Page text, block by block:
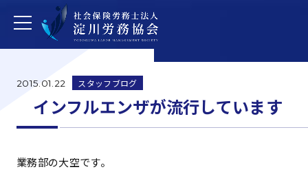
2015.01.22 スタッフブログ
インフルエンザが流行しています
業務部の大空です。